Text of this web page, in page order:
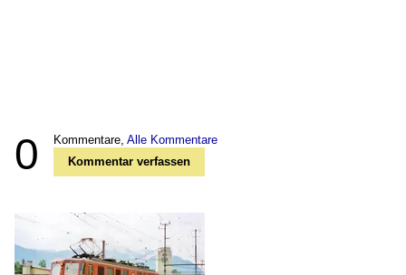
0 Kommentare, Alle Kommentare
Kommentar verfassen